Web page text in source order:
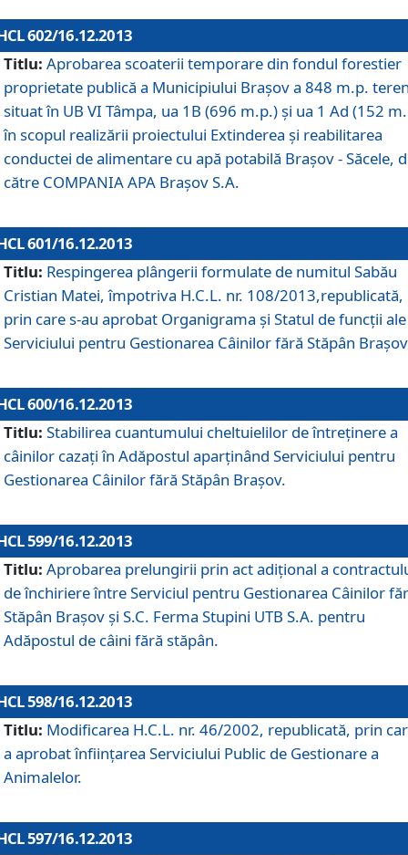
602/16.12.2013
Titlu: Aprobarea scoaterii temporare din fondul forestier
proprietate publică a Municipiului Braşov a 848 m.p.
situat în UB VI Tâmpa, ua 1B (696 m.p.) şi ua 1 Ad (152
în scopul realizării proiectului Extinderea şi reabilitarea
conductei de alimentare cu apă potabilă Braşov - Săcele,
către COMPANIA APA Braşov S.A.
601/16.12.2013
Titlu: Respingerea plângerii formulate de numitul Sabău
Cristian Matei, împotriva H.C.L. nr. 108/2013,republicată,
prin care s-au aprobat Organigrama şi Statul de funcţii ale
Serviciului pentru Gestionarea Câinilor fără Stăpân
600/16.12.2013
Titlu: Stabilirea cuantumului cheltuielilor de întreţinere a
câinilor cazaţi în Adăpostul aparţinând Serviciului pentru
Gestionarea Câinilor fără Stăpân Braşov.
599/16.12.2013
Titlu: Aprobarea prelungirii prin act adiţional a
de închiriere între Serviciul pentru Gestionarea Câinilor
Stăpân Braşov şi S.C. Ferma Stupini UTB S.A. pentru
Adăpostul de câini fără stăpân.
598/16.12.2013
Titlu: Modificarea H.C.L. nr. 46/2002, republicată, prin
a aprobat înfiinţarea Serviciului Public de Gestionare a
Animalelor.
597/16.12.2013